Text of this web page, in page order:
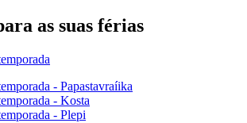
as suas férias
- Papastavraíika
- Kosta
- Plepi